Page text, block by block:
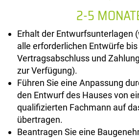
2-5
Erhalt der Entwurfsunterlagen
alle erforderlichen Entwürfe
Vertragsabschluss und
zur Verfügung).
Führen Sie eine Anpassung
den Entwurf des Hauses von
qualifizierten Fachmann auf
übertragen.
Beantragen Sie eine